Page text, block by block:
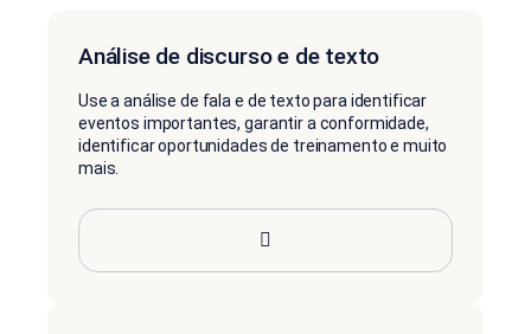
Análise de discurso e de texto
Use a análise de fala e de texto para identificar
eventos importantes, garantir a conformidade,
identificar oportunidades de treinamento e muito
mais.